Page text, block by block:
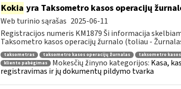
Kokia yra Taksometro kasos operacijų
Web turinio sąrašas 2025-06-11
Registracijos numeris KM1879 Ši informacija
Taksometro kasos operacijų žurnalo (toliau -
taksometras taksometro kasos operacijų žurnalas taksometro
kliento pabėgimas
Mokesčių žinyno kategorijos: Kasa,
registravimas ir jų dokumentų pildymo tvarka